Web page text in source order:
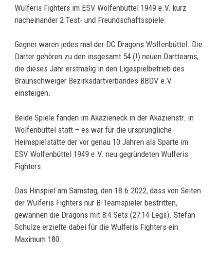
Wulferis Fighters im ESV Wolfenbüttel 1949 e.V. kurz
nacheinander 2 Test- und Freundschaftsspiele.
Gegner waren jedes mal der DC Dragons Wolfenbüttel. Die
Darter gehören zu den insgesamt 54 (!) neuen Dartteams,
die dieses Jahr erstmalig in den Ligaspielbetrieb des
Braunschweiger Bezirksdartverbandes BBDV e.V.
einsteigen.
Beide Spiele fanden im Akazieneck in der Akazienstr. in
Wolfenbüttel statt – es war für die ursprüngliche
Heimspielstätte der vor genau 10 Jahren als Sparte im
ESV Wolfenbüttel 1949 e.V. neu gegründeten Wulferis
Fighters.
Das Hinspiel am Samstag, den 18.6.2022, dass von Seiten
der Wulferis Fighters nur B-Teamspieler bestritten,
gewannen die Dragons mit 8:4 Sets (27:14 Legs). Stefan
Schulze erzielte dabei für die Wulferis Fighters ein
Maximum 180.